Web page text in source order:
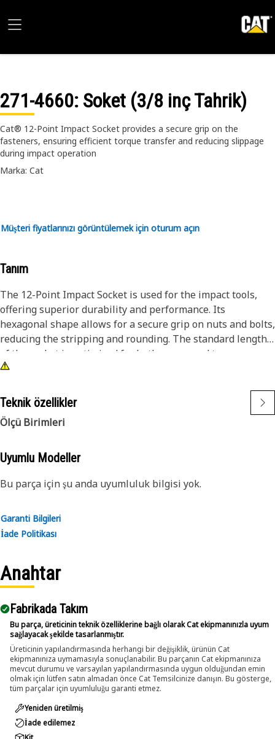
271-4660: Soket (3/8 inç Tahrik)
Cat® 12-Point Impact Socket provides a secure grip on the
fasteners, ensuring efficient torque transfer and reducing slippage
during impact operation
Marka: Cat
Müşteri fiyatlarınızı görüntülemek için oturum açın
Tanım
The 12-Point Impact Socket is used for the impact tools,
offering superior durability and performance. Its
hexagonal shape allows for a secure grip on nuts and bolts,
reducing the stripping and rounding. The standard length
of the socket is optimized for both access and torque
applications. The black oxide finish enhances resistance to
sockets used are tailored for high-torque impact
• Compatible with standard 3/8 inch square drive size for
• Shallow length socket.
deformation.
• Ensures a secure fit to reduce the risk of fastener damage.
Applications:
The 12-Point Impact Socket is used in conjunction with
impact wrenches to handle hexagonal fasteners on
equipment components, ensuring efficient maintenance
and assembly operations.
Teknik özellikler
Ölçü Birimleri
Uyumlu Modeller
Bu parça için şu anda uyumluluk bilgisi yok.
Garanti Bilgileri
İade Politikası
Anahtar
Fabrikada Takım
Bu parça, üreticinin teknik özelliklerine bağlı olarak Cat ekipmanınızla uyum
sağlayacak şekilde tasarlanmıştır.
Üreticinin yapılandırmasında herhangi bir değişiklik, ürünün Cat
ekipmanınıza uymamasıyla sonuçlanabilir. Bu parçanın Cat ekipmanınıza
mevcut durumu ve varsayılan yapılandırmasında uygun olduğundan emin
olmak için lütfen satın almadan önce Cat Temsilcinize danışın. Bu gösterge,
tüm parçalar için uyumluluğu garanti etmez.
Yeniden üretilmiş
İade edilemez